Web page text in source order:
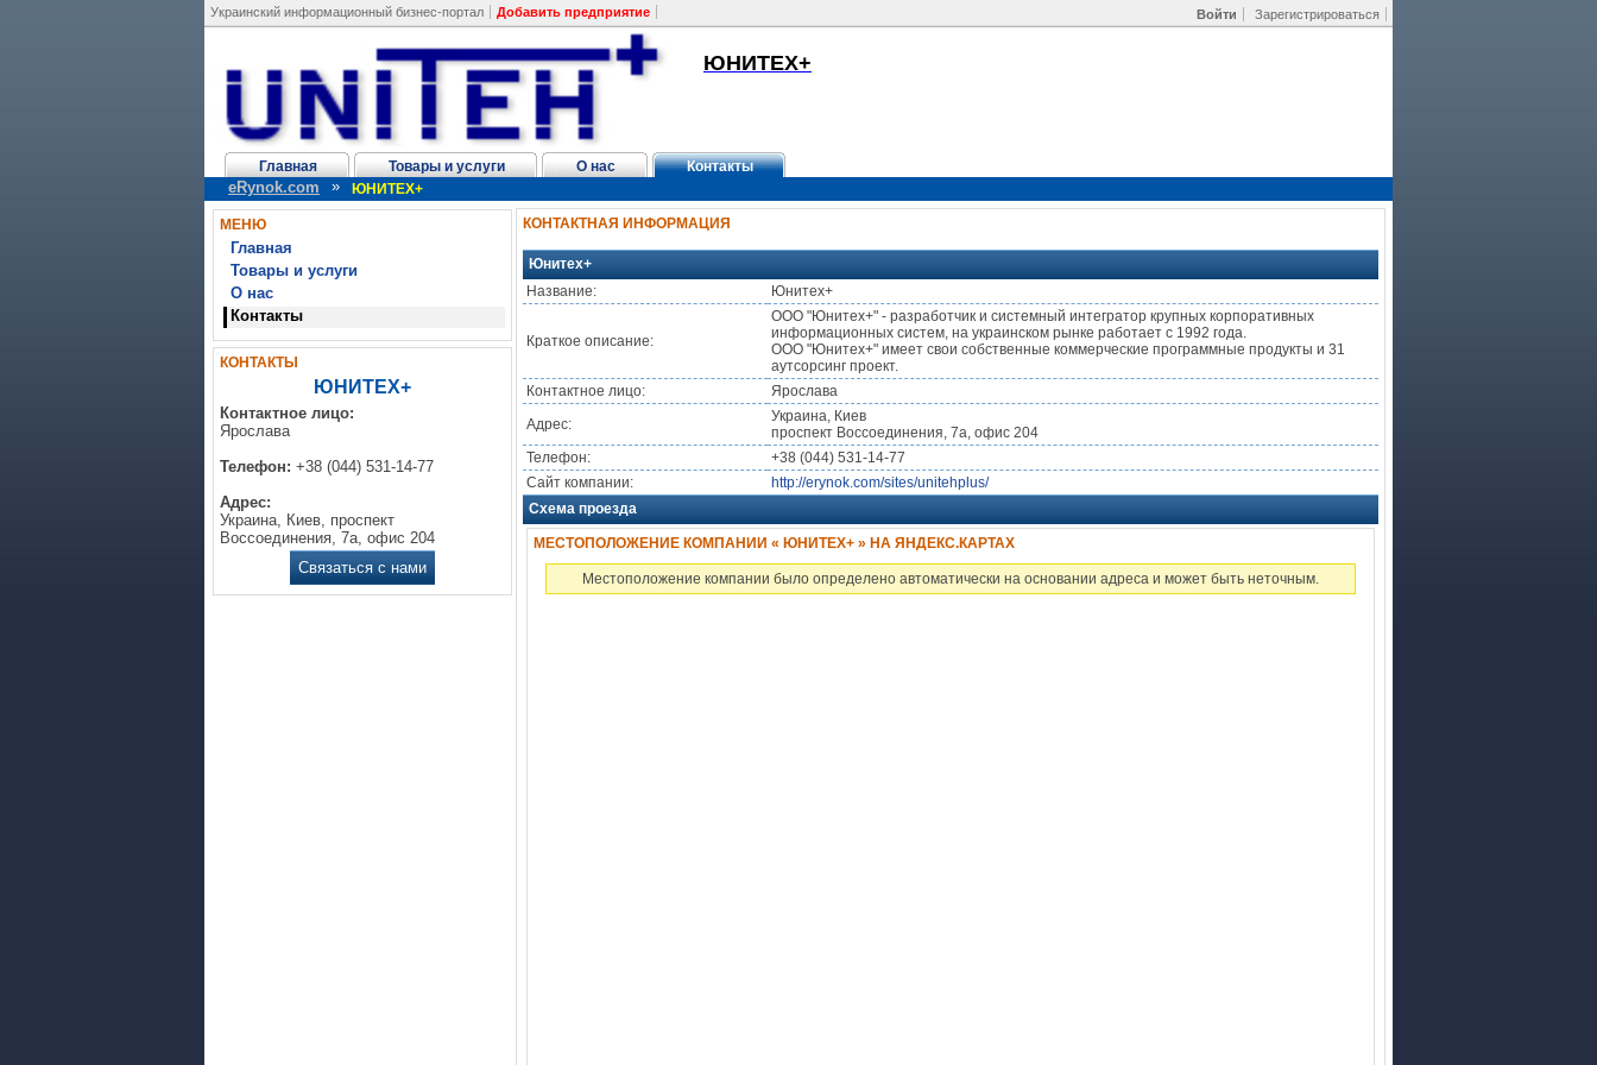
Войти Зарегистрироваться
Украинский информационный бизнес-портал Добавить предприятие
ЮНИТЕХ+
Главная Товары и услуги О нас Контакты
eRynok.com » ЮНИТЕХ+
МЕНЮ
Главная
Товары и услуги
О нас
Контакты
КОНТАКТЫ
ЮНИТЕХ+
Контактное лицо:
Ярослава
Телефон: +38 (044) 531-14-77
Адрес:
Украина, Киев, проспект
Воссоединения, 7а, офис 204
Связаться с нами
КОНТАКТНАЯ ИНФОРМАЦИЯ
Юнитех+
Название:
Юнитех+
Краткое описание:
ООО "Юнитех+" - разработчик и системный интегратор крупных корпоративных
информационных систем, на украинском рынке работает с 1992 года.
ООО "Юнитех+" имеет свои собственные коммерческие программные продукты и 31
аутсорсинг проект.
Контактное лицо:
Ярослава
Адрес:
Украина, Киев
проспект Воссоединения, 7а, офис 204
Телефон:
+38 (044) 531-14-77
Сайт компании:
http://erynok.com/sites/unitehplus/
Схема проезда
МЕСТОПОЛОЖЕНИЕ КОМПАНИИ « ЮНИТЕХ+ » НА ЯНДЕКС.КАРТАХ
Местоположение компании было определено автоматически на основании адреса и может быть неточным.